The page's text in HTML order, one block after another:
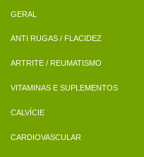
ANTI RUGAS / FLACIDEZ
ARTRITE / REUMATISMO
VITAMINAS E SUPLEMENTOS
CALVÍCIE
CARDIOVASCULAR